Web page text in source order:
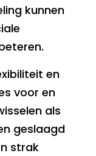
kunnen
en
voor en
als
geslaagd
strak